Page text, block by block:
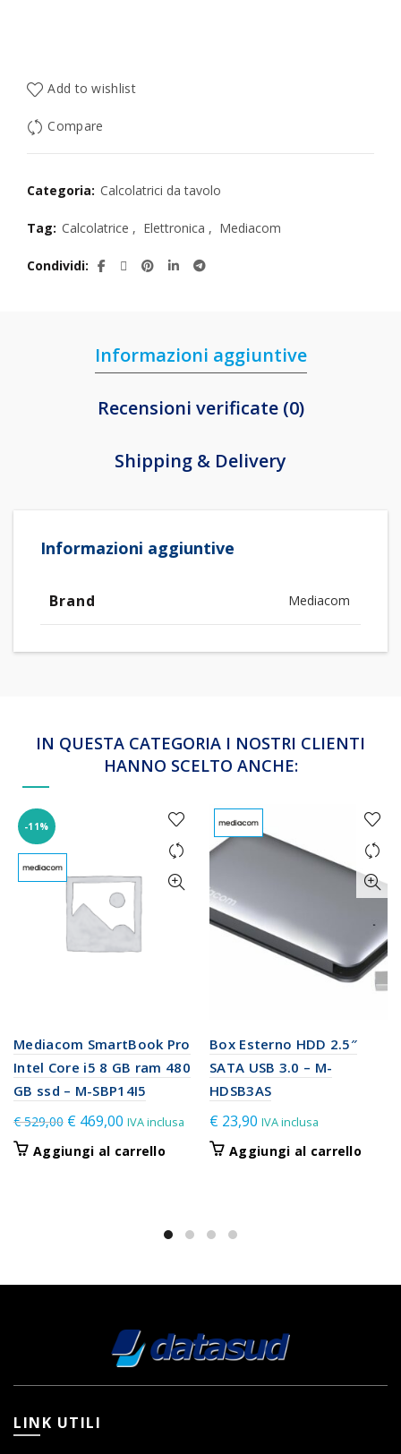
Add to wishlist
Compare
Categoria: Calcolatrici da tavolo
Tag: Calcolatrice , Elettronica , Mediacom
Condividi
Informazioni aggiuntive
Recensioni verificate (0)
Shipping & Delivery
Informazioni aggiuntive
Brand Mediacom
IN QUESTA CATEGORIA I NOSTRI CLIENTI
HANNO SCELTO ANCHE:
-11%
Mediacom SmartBook Pro
Intel Core i5 8 GB ram 480
GB ssd – M-SBP14I5
€529,00 Il
prezzo
originale
€ 469,00 Il
prezzo
IVA inclusa
Aggiungi al carrello
Box Esterno HDD 2.5″
SATA USB 3.0 – M-
HDSB3AS
€ 23,90 IVA inclusa
Aggiungi al carrello
LINK UTILI